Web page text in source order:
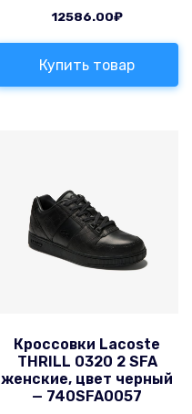
12586.00₽
Купить товар
Кроссовки Lacoste
THRILL 0320 2 SFA
женские, цвет черный
— 740SFA0057